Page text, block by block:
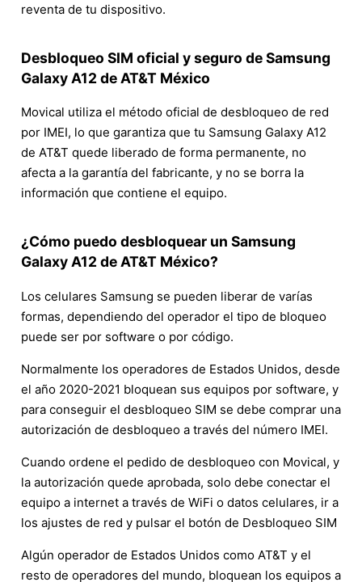
reventa de tu dispositivo.
Desbloqueo SIM oficial y seguro de Samsung
Galaxy A12 de AT&T México
Movical utiliza el método oficial de desbloqueo de red
por IMEI, lo que garantiza que tu Samsung Galaxy A12
de AT&T quede liberado de forma permanente, no
afecta a la garantía del fabricante, y no se borra la
información que contiene el equipo.
¿Cómo puedo desbloquear un Samsung
Galaxy A12 de AT&T México?
Los celulares Samsung se pueden liberar de varías
formas, dependiendo del operador el tipo de bloqueo
puede ser por software o por código.
Normalmente los operadores de Estados Unidos, desde
el año 2020-2021 bloquean sus equipos por software, y
para conseguir el desbloqueo SIM se debe comprar una
autorización de desbloqueo a través del número IMEI.
Cuando ordene el pedido de desbloqueo con Movical, y
la autorización quede aprobada, solo debe conectar el
equipo a internet a través de WiFi o datos celulares, ir a
los ajustes de red y pulsar el botón de Desbloqueo SIM
Algún operador de Estados Unidos como AT&T y el
resto de operadores del mundo, bloquean los equipos a